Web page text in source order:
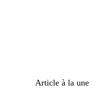
Article à la une